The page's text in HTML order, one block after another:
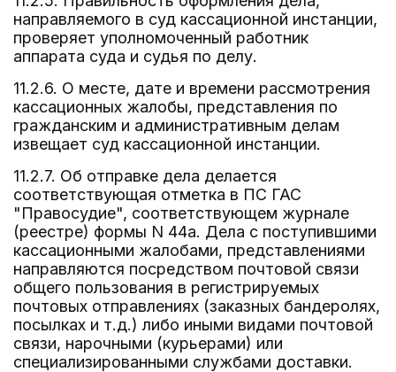
направляемого в суд кассационной инстанции,
проверяет уполномоченный работник
аппарата суда и судья по делу.
11.2.6. О месте, дате и времени рассмотрения
кассационных жалобы, представления по
гражданским и административным делам
извещает суд кассационной инстанции.
11.2.7. Об отправке дела делается
соответствующая отметка в ПС ГАС
"Правосудие", соответствующем журнале
(реестре) формы N 44а. Дела с поступившими
кассационными жалобами, представлениями
направляются посредством почтовой связи
общего пользования в регистрируемых
почтовых отправлениях (заказных бандеролях,
посылках и т.д.) либо иными видами почтовой
связи, нарочными (курьерами) или
специализированными службами доставки.